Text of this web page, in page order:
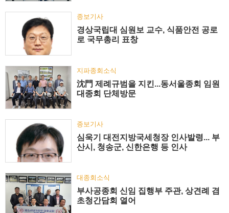
종보기사
경상국립대 심원보 교수, 식품안전 공로
로 국무총리 표창
지파종회소식
沈門 제례규범을 지킨...동서울종회 임원
대종회 단체방문
종보기사
심욱기 대전지방국세청장 인사발령... 부
산시, 청송군, 신한은행 등 인사
대종회소식
부사공종회 신임 집행부 주관, 상견례 겸
초청간담회 열어